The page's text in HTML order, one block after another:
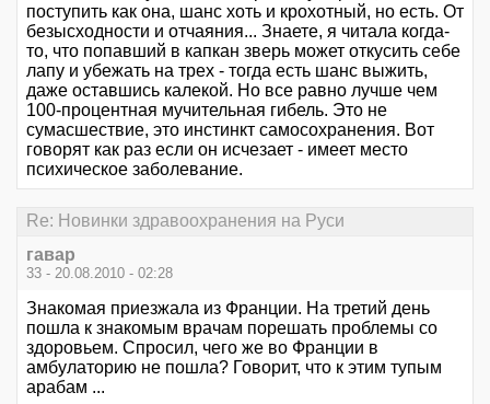
поступить как она, шанс хоть и крохотный, но есть. От
безысходности и отчаяния... Знаете, я читала когда-
то, что попавший в капкан зверь может откусить себе
лапу и убежать на трех - тогда есть шанс выжить,
даже оставшись калекой. Но все равно лучше чем
100-процентная мучительная гибель. Это не
сумасшествие, это инстинкт самосохранения. Вот
говорят как раз если он исчезает - имеет место
психическое заболевание.
Re: Новинки здравоохранения на Руси
гавар
33 - 20.08.2010 - 02:28
Знакомая приезжала из Франции. На третий день
пошла к знакомым врачам порешать проблемы со
здоровьем. Спросил, чего же во Франции в
амбулаторию не пошла? Говорит, что к этим тупым
арабам ...